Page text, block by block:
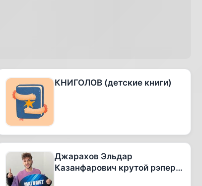
КНИГОЛОВ (детские книги)
Джарахов Эльдар
Казанфарович крутой рэпер